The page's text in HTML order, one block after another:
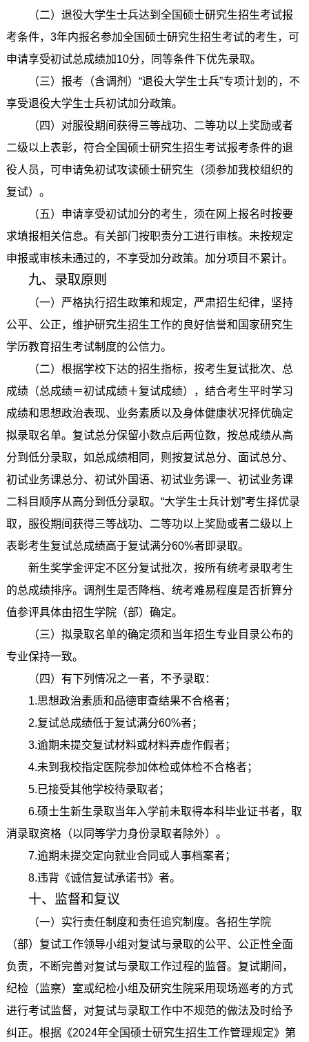
（二）退役大学生士兵达到全国硕士研究生招生考试报
考条件，3年内报名参加全国硕士研究生招生考试的考生，可
申请享受初试总成绩加10分，同等条件下优先录取。
（三）报考（含调剂）“退役大学生士兵”专项计划的，不
享受退役大学生士兵初试加分政策。
（四）对服役期间获得三等战功、二等功以上奖励或者
二级以上表彰，符合全国硕士研究生招生考试报考条件的退
役人员，可申请免初试攻读硕士研究生（须参加我校组织的
复试）。
（五）申请享受初试加分的考生，须在网上报名时按要
求填报相关信息。有关部门按职责分工进行审核。未按规定
申报或审核未通过的，不享受加分政策。加分项目不累计。
九、录取原则
（一）严格执行招生政策和规定，严肃招生纪律，坚持
公平、公正，维护研究生招生工作的良好信誉和国家研究生
学历教育招生考试制度的公信力。
（二）根据学校下达的招生指标，按考生复试批次、总
成绩（总成绩＝初试成绩＋复试成绩），结合考生平时学习
成绩和思想政治表现、业务素质以及身体健康状况择优确定
拟录取名单。复试总分保留小数点后两位数，按总成绩从高
分到低分录取，如总成绩相同，则按复试总分、面试总分、
初试业务课总分、初试外国语、初试业务课一、初试业务课
二科目顺序从高分到低分录取。“大学生士兵计划”考生择优录
取，服役期间获得三等战功、二等功以上奖励或者二级以上
表彰考生复试总成绩高于复试满分60%者即录取。
新生奖学金评定不区分复试批次，按所有统考录取考生
的总成绩排序。调剂生是否降档、统考难易程度是否折算分
值参评具体由招生学院（部）确定。
（三）拟录取名单的确定须和当年招生专业目录公布的
专业保持一致。
（四）有下列情况之一者，不予录取：
1.思想政治素质和品德审查结果不合格者；
2.复试总成绩低于复试满分60%者；
3.逾期未提交复试材料或材料弄虚作假者；
4.未到我校指定医院参加体检或体检不合格者；
5.已接受其他学校待录取者；
6.硕士生新生录取当年入学前未取得本科毕业证书者，取
消录取资格（以同等学力身份录取者除外）。
7.逾期未提交定向就业合同或人事档案者；
8.违背《诚信复试承诺书》者。
十、监督和复议
（一）实行责任制度和责任追究制度。各招生学院
（部）复试工作领导小组对复试与录取的公平、公正性全面
负责，不断完善对复试与录取工作过程的监督。复试期间，
纪检（监察）室或纪检小组及研究生院采用现场巡考的方式
进行考试监督，对复试与录取工作中不规范的做法及时给予
纠正。根据《2024年全国硕士研究生招生工作管理规定》第